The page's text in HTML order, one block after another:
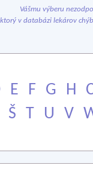
Vášmu výberu
v databázi lekárov
E F G H
Š
T U V